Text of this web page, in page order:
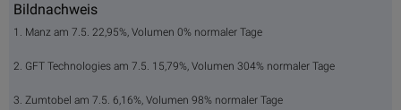
Bildnachweis
1. Manz am 7.5. 22,95%, Volumen 0% normaler Tage
2. GFT Technologies am 7.5. 15,79%, Volumen 304% normaler Tage
3. Zumtobel am 7.5. 6,16%, Volumen 98% normaler Tage